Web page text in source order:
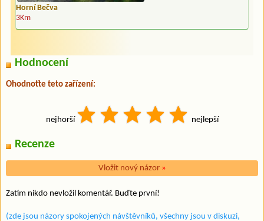
Horní Bečva
3Km
Hodnocení
Ohodnoťte teto zařízení:
nejhorší nejlepší
Recenze
Vložit nový názor »
Zatím nikdo nevložil komentář. Buďte první!
(zde jsou názory spokojených návštěvníků, všechny jsou v diskuzi,